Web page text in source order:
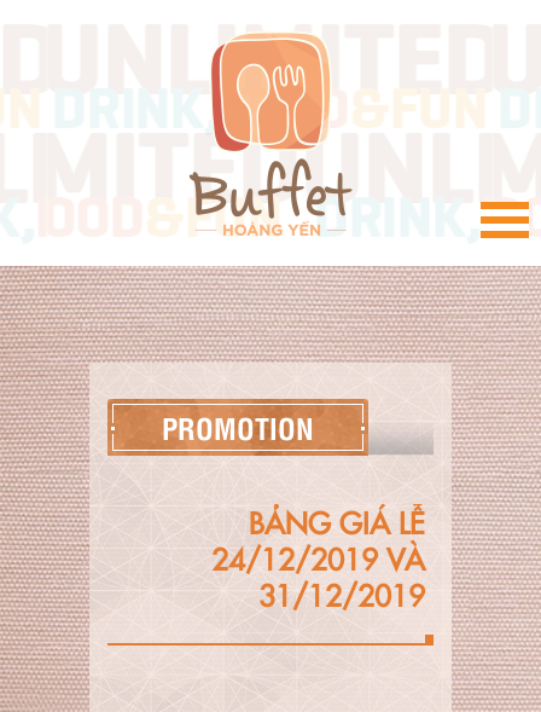
PROMOTION
BẢNG GIÁ LỄ
24/12/2019 VÀ
31/12/2019